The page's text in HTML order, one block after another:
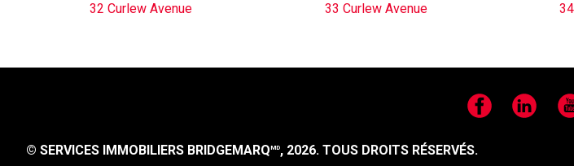
32 Curlew Avenue
33 Curlew Avenue
FacebookLinkedIn
© SERVICES IMMOBILIERS BRIDGEMARQMD, 2026. TOUS DROITS RÉSERVÉS.